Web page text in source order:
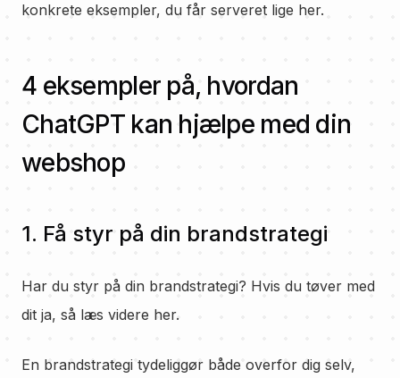
konkrete eksempler, du får serveret lige her.
4 eksempler på, hvordan
ChatGPT kan hjælpe med din
webshop
1. Få styr på din brandstrategi
Har du styr på din brandstrategi? Hvis du tøver med
dit ja, så læs videre her.
En brandstrategi tydeliggør både overfor dig selv,